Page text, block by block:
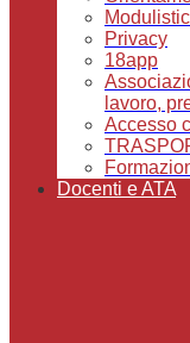
Privacy
18app
lavoro,
Accesso
Docenti e ATA